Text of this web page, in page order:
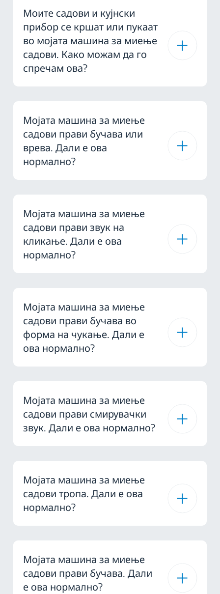
Моите садови и кујнски
прибор се кршат или пукаат
во мојата машина за миење
садови. Како можам да го
спречам ова?
Мојата машина за миење
садови прави бучава или
врева. Дали е ова
нормално?
Мојата машина за миење
садови прави звук на
кликање. Дали е ова
нормално?
Мојата машина за миење
садови прави бучава во
форма на чукање. Дали е
ова нормално?
Мојата машина за миење
садови прави смирувачки
звук. Дали е ова нормално?
Мојата машина за миење
садови тропа. Дали е ова
нормално?
Мојата машина за миење
садови прави бучава. Дали
е ова нормално?